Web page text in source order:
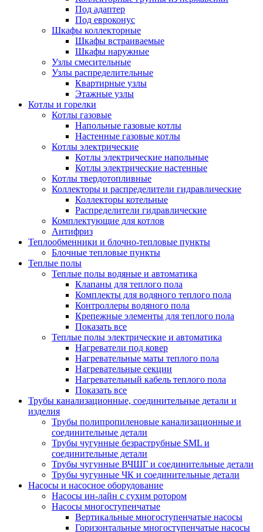
Под адаптер
Под евроконус
Шкафы коллекторные
Шкафы встраиваемые
Шкафы наружные
Узлы смесительные
Узлы распределительные
Квартирные узлы
Этажные узлы
Котлы и горелки
Котлы газовые
Напольные газовые котлы
Настенные газовые котлы
Котлы электрические
Котлы электрические напольные
Котлы электрические настенные
Котлы твердотопливные
Коллекторы и распределители гидравлические
Коллекторы котельные
Распределители гидравлические
Комплектующие для котлов
Антифриз
Теплообменники и блочно-тепловые пункты
Блочные тепловые пункты
Теплые полы
Теплые полы водяные и автоматика
Клапаны для теплого пола
Комплекты для водяного теплого пола
Контроллеры водяного пола
Крепежные элементы для теплого пола
Показать все
Теплые полы электрические и автоматика
Нагреватели под ковер
Нагревательные маты теплого пола
Нагревательные секции
Нагревательный кабель теплого пола
Показать все
Трубы канализационные, соединительные детали и
изделия
Трубы полипропиленовые канализационные и
соединительные детали
Трубы чугунные безраструбные SML и
соединительные детали
Трубы чугунные ВЧШГ и соединительные детали
Трубы чугунные ЧК и соединительные детали
Насосы и насосное оборудование
Насосы ин-лайн с сухим ротором
Насосы многоступенчатые
Вертикальные многоступенчатые насосы
Горизонтальные многоступенчатые насосы